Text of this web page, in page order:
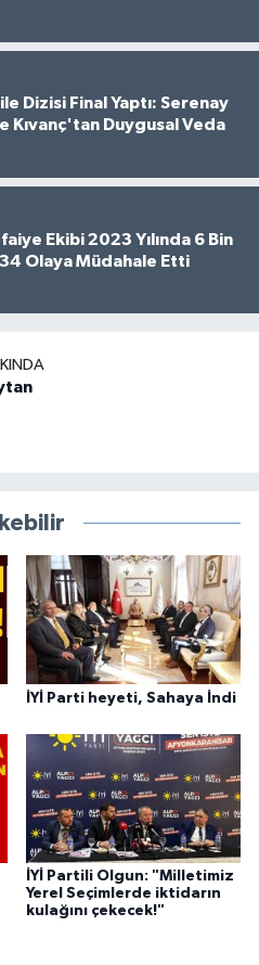
Dizisi Final Yaptı: Serenay
Kıvanç'tan Duygusal Veda
Ekibi 2023 Yılında 6 Bin
Olaya Müdahale Etti
İYİ Parti heyeti, Sahaya İndi
İYİ Partili Olgun: "Milletimiz
Yerel Seçimlerde iktidarın
kulağını çekecek!"